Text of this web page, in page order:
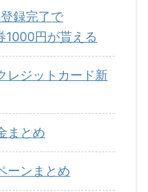
録完了で
1000円が貰える
レジットカード新
まとめ
ーンまとめ